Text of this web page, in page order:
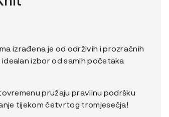
izrađena je od održivih i prozračnih
izbor od samih početaka
pružaju pravilnu podršku
tijekom četvrtog tromjesečja!